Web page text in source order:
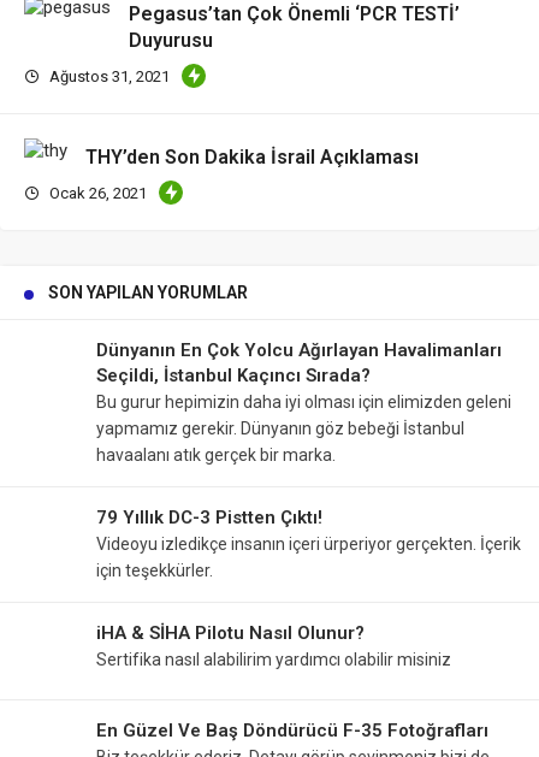
Pegasus’tan Çok Önemli ‘PCR TESTİ’
Duyurusu
Ağustos 31, 2021
THY’den Son Dakika İsrail Açıklaması
Ocak 26, 2021
SON YAPILAN YORUMLAR
Dünyanın En Çok Yolcu Ağırlayan Havalimanları
Seçildi, İstanbul Kaçıncı Sırada?
Bu gurur hepimizin daha iyi olması için elimizden geleni
yapmamız gerekir. Dünyanın göz bebeği İstanbul
havaalanı atık gerçek bir marka.
79 Yıllık DC-3 Pistten Çıktı!
Videoyu izledikçe insanın içeri ürperiyor gerçekten. İçerik
için teşekkürler.
iHA & SİHA Pilotu Nasıl Olunur?
Sertifika nasıl alabilirim yardımcı olabilir misiniz
En Güzel Ve Baş Döndürücü F-35 Fotoğrafları